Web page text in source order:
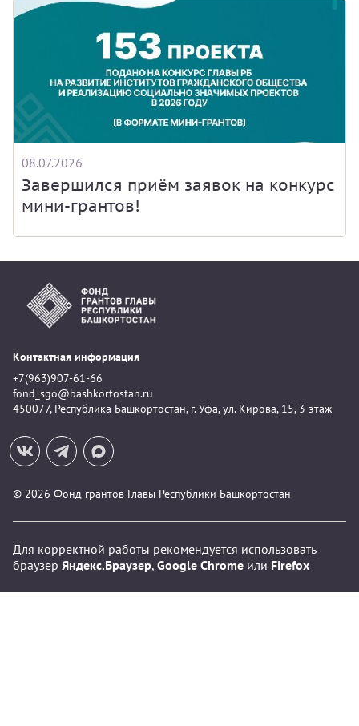
08.07.2026
Завершился приём заявок на конкурс
мини-грантов!
Контактная информация
+7(963)907-61-66
fond_sgo@bashkortostan.ru
450077, Республика Башкортостан, г. Уфа, ул. Кирова, 15, 3 этаж
© 2026 Фонд грантов Главы Республики Башкортостан
Для корректной работы рекомендуется использовать
браузер Яндекс.Браузер, Google Chrome или Firefox